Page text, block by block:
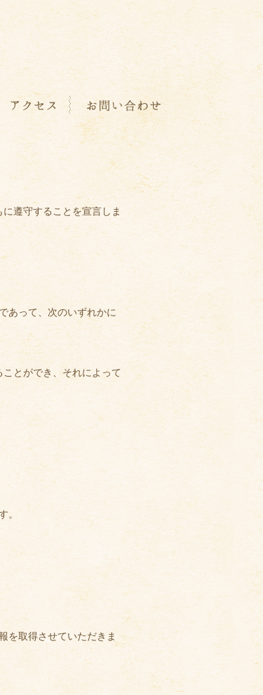
遵守することを宣言しま
あって、次のいずれかに
とができ、それによって
。
を取得させていただきま